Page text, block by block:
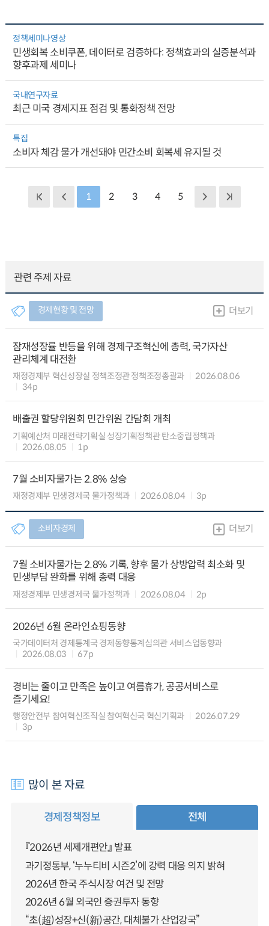
정책세미나영상
민생회복 소비쿠폰, 데이터로 검증하다: 정책효과의 실증분석과
향후과제 세미나
국내연구자료
최근 미국 경제지표 점검 및 통화정책 전망
특집
소비자 체감 물가 개선돼야 민간소비 회복세 유지될 것
1 2 3 4 5
관련 주제 자료
경제현황 및 전망 더보기
잠재성장률 반등을 위해 경제구조혁신에 총력, 국가자산
관리체계 대전환
재정경제부 혁신성장실 정책조정관 정책조정총괄과
2026.08.06
34p
배출권 할당위원회 민간위원 간담회 개최
기획예산처 미래전략기획실 성장기획정책관 탄소중립정책과
2026.08.05
1p
7월 소비자물가는 2.8% 상승
재정경제부 민생경제국 물가정책과 2026.08.04 3p
소비자경제 더보기
7월 소비자물가는 2.8% 기록, 향후 물가 상방압력 최소화 및
민생부담 완화를 위해 총력 대응
재정경제부 민생경제국 물가정책과 2026.08.04 2p
2026년 6월 온라인쇼핑동향
국가데이터처 경제통계국 경제동향통계심의관 서비스업동향과
2026.08.03
67p
경비는 줄이고 만족은 높이고 여름휴가, 공공서비스로
즐기세요!
행정안전부 참여혁신조직실 참여혁신국 혁신기획과
2026.07.29
3p
많이 본 자료
경제정책정보 전체
『2026년 세제개편안』 발표
과기정통부, ‘누누티비 시즌2’에 강력 대응 의지 밝혀
2026년 한국 주식시장 여건 및 전망
2026년 6월 외국인 증권투자 동향
“초(超)성장+신(新)공간, 대체불가 산업강국”